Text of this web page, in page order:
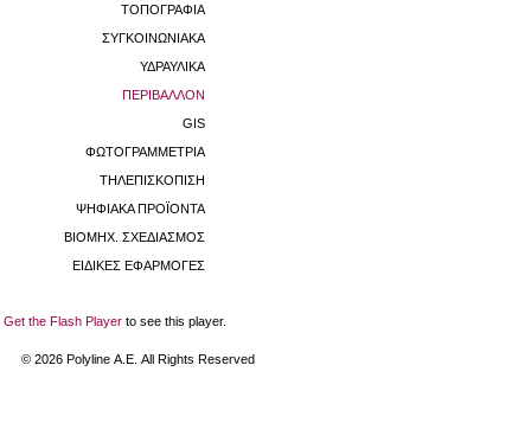
ΤΟΠΟΓΡΑΦΙΑ
ΣΥΓΚΟΙΝΩΝΙΑΚΑ
ΥΔΡΑΥΛΙΚΑ
ΠΕΡΙΒΑΛΛΟΝ
GIS
ΦΩΤΟΓΡΑΜΜΕΤΡΙΑ
ΤΗΛΕΠΙΣΚΟΠΙΣΗ
ΨΗΦΙΑΚΑ ΠΡΟΪΟΝΤΑ
ΒΙΟΜHX. ΣΧΕΔΙΑΣΜΟΣ
ΕΙΔΙΚΕΣ ΕΦΑΡΜΟΓΕΣ
Get the Flash Player to see this player.
© 2026 Polyline Α.Ε. All Rights Reserved